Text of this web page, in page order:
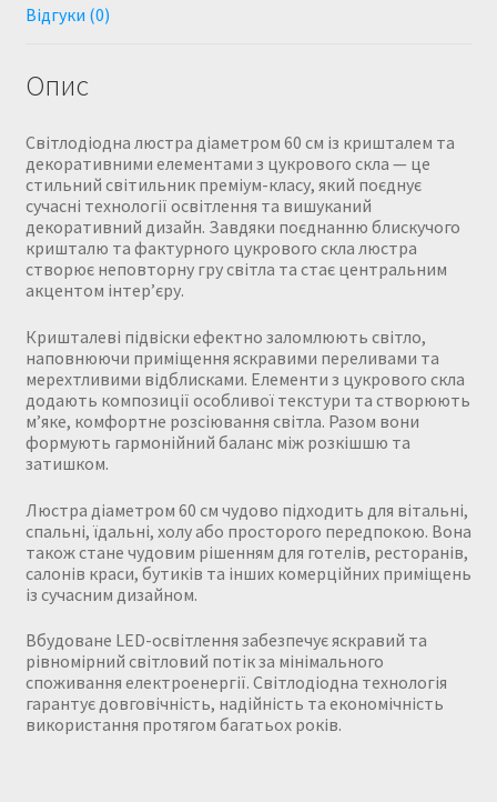
Відгуки (0)
Опис
Світлодіодна люстра діаметром 60 см із кришталем та
декоративними елементами з цукрового скла — це
стильний світильник преміум-класу, який поєднує
сучасні технології освітлення та вишуканий
декоративний дизайн. Завдяки поєднанню блискучого
кришталю та фактурного цукрового скла люстра
створює неповторну гру світла та стає центральним
акцентом інтер’єру.
Кришталеві підвіски ефектно заломлюють світло,
наповнюючи приміщення яскравими переливами та
мерехтливими відблисками. Елементи з цукрового скла
додають композиції особливої текстури та створюють
м’яке, комфортне розсіювання світла. Разом вони
формують гармонійний баланс між розкішшю та
затишком.
Люстра діаметром 60 см чудово підходить для вітальні,
спальні, їдальні, холу або просторого передпокою. Вона
також стане чудовим рішенням для готелів, ресторанів,
салонів краси, бутиків та інших комерційних приміщень
із сучасним дизайном.
Вбудоване LED-освітлення забезпечує яскравий та
рівномірний світловий потік за мінімального
споживання електроенергії. Світлодіодна технологія
гарантує довговічність, надійність та економічність
використання протягом багатьох років.